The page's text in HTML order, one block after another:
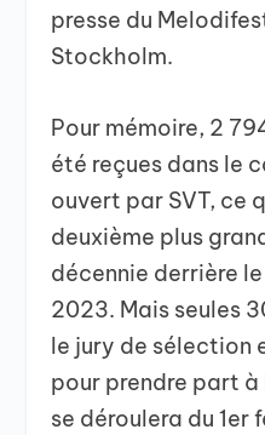
presse du
Stockholm.
Pour mémoire, 2
été reçues dans le
ouvert par SVT, ce
deuxième plus
décennie derrière
2023. Mais seules
le jury de sélection
pour prendre part
se déroulera du 1er